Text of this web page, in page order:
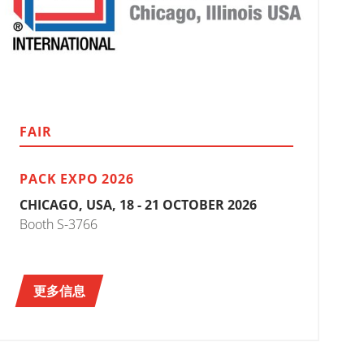
FAIR
PACK EXPO 2026
CHICAGO, USA, 18 - 21 OCTOBER 2026
Booth S-3766
更多信息